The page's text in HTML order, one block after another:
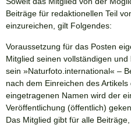
Beiträge für redaktionellen Teil
einzureichen, gilt Folgendes:
Voraussetzung für das Posten
Mitglied seinen vollständigen
sein »Naturfoto.international« –
nach dem Einreichen des
eingetragenen Namen wird der
Veröffentlichung (öffentlich)
Das Mitglied gibt für alle